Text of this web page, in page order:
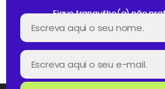
Fique tranquilho(a) não